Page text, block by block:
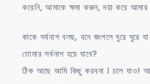
করেনি, আমাকে ক্ষমা করুন, দয়া করে আমার
কাকে সর্বনাশ বলছ, বনে জংগলে ঘুরে ঘুরে
তোমার সর্বনাশ হয়ে যাবে?
ঠিক আছে আমি কিছু করবনা । চলে যাও!